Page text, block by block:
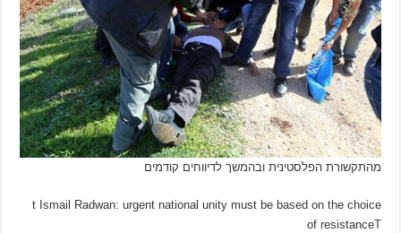
מהתקשורת הפלסטינית ובהמשך לדיווחים קודמים
t Ismail Radwan: urgent national unity must be based on the choice
of resistanceT